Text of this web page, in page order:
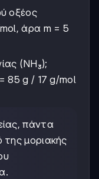
οξέος
άρα m = 5
(NH₃);
85 g / 17 g/mol
πάντα
της μοριακής